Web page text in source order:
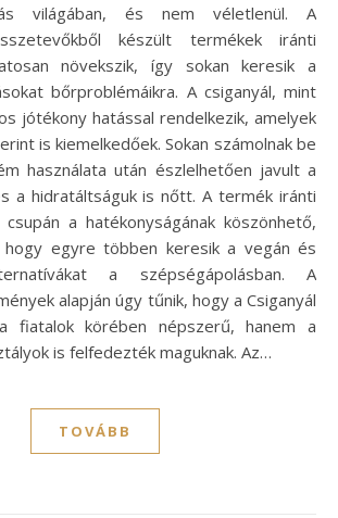
világában, és nem véletlenül. A
készült termékek iránti
növekszik, így sokan keresik a
bőrproblémáikra. A csiganyál, mint
jótékony hatással rendelkezik, amelyek
is kiemelkedőek. Sokan számolnak be
használata után észlelhetően javult a
a hidratáltságuk is nőtt. A termék iránti
a hatékonyságának köszönhető,
hogy egyre többen keresik a vegán és
a szépségápolásban. A
alapján úgy tűnik, hogy a Csiganyál
fiatalok körében népszerű, hanem a
is felfedezték maguknak. Az…
TOVÁBB